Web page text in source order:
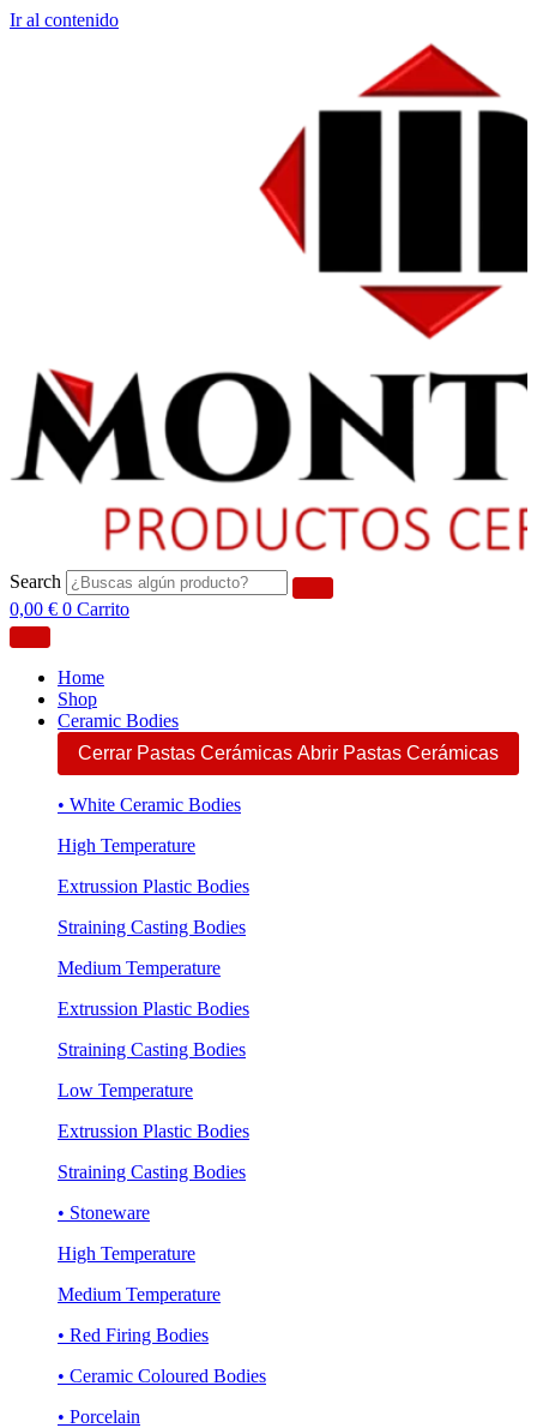
Ir al contenido
Search
0,00 € 0 Carrito
Home
Shop
Ceramic Bodies
Cerrar Pastas Cerámicas Abrir Pastas Cerámicas
• White Ceramic Bodies
High Temperature
Extrussion Plastic Bodies
Straining Casting Bodies
Medium Temperature
Extrussion Plastic Bodies
Straining Casting Bodies
Low Temperature
Extrussion Plastic Bodies
Straining Casting Bodies
• Stoneware
High Temperature
Medium Temperature
• Red Firing Bodies
• Ceramic Coloured Bodies
• Porcelain